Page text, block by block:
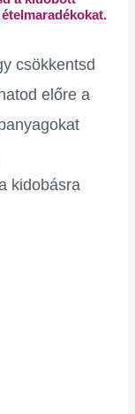
csökkentsd
előre a
kidobásra